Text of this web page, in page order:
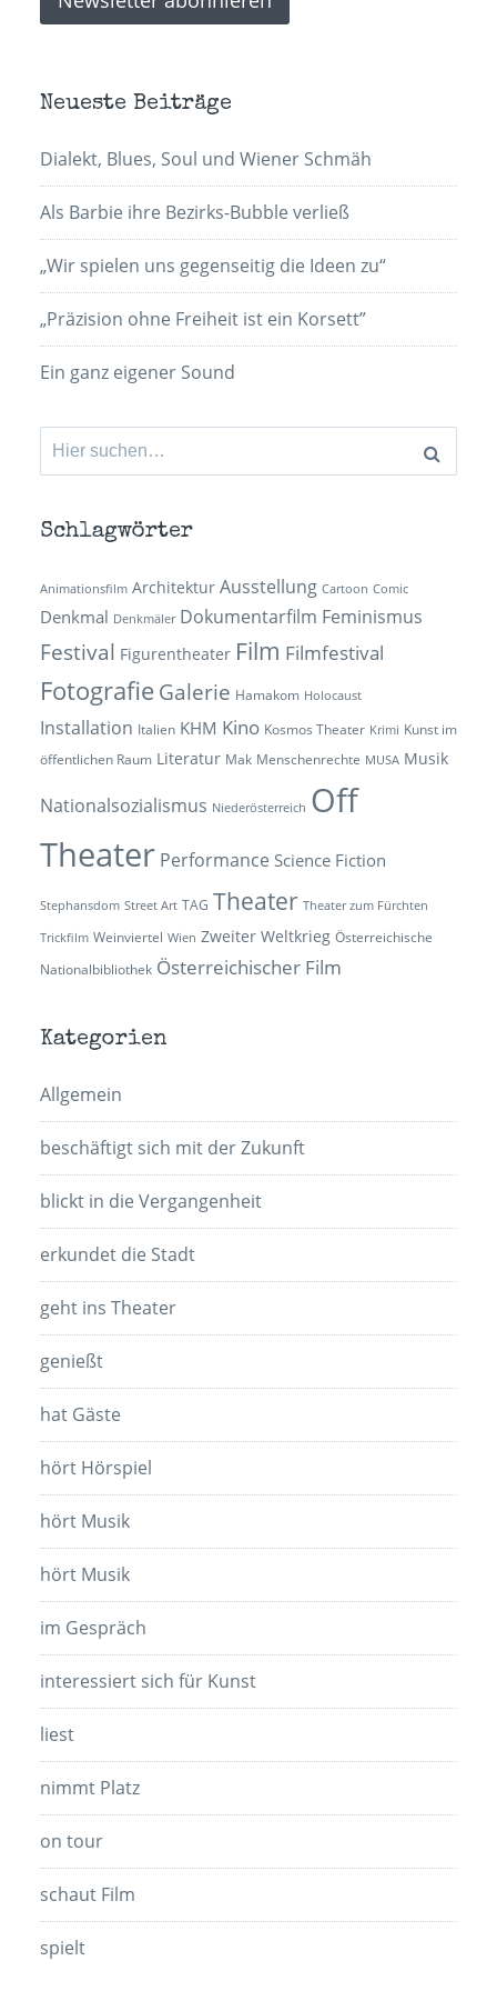
Neueste Beiträge
Dialekt, Blues, Soul und Wiener Schmäh
Als Barbie ihre Bezirks-Bubble verließ
„Wir spielen uns gegenseitig die Ideen zu“
„Präzision ohne Freiheit ist ein Korsett”
Ein ganz eigener Sound
Suchen
nach:
Schlagwörter
Animationsfilm Architektur Ausstellung Cartoon Comic
Denkmal Denkmäler Dokumentarfilm Feminismus
Festival Figurentheater Film Filmfestival
Fotografie Galerie Hamakom Holocaust
Installation Italien KHM Kino Kosmos Theater Krimi Kunst im
öffentlichen Raum Literatur Mak Menschenrechte MUSA Musik
Nationalsozialismus Niederösterreich Off
Theater Performance Science Fiction
Stephansdom Street Art TAG Theater Theater zum Fürchten
Trickfilm Weinviertel Wien Zweiter Weltkrieg Österreichische
Nationalbibliothek Österreichischer Film
Kategorien
Allgemein
beschäftigt sich mit der Zukunft
blickt in die Vergangenheit
erkundet die Stadt
geht ins Theater
genießt
hat Gäste
hört Hörspiel
hört Musik
hört Musik
im Gespräch
interessiert sich für Kunst
liest
nimmt Platz
on tour
schaut Film
spielt